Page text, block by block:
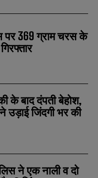
पर 369 ग्राम चरस के
के बाद दंपती बेहोश,
उड़ाई जिंदगी भर की
ने एक नाली व दो